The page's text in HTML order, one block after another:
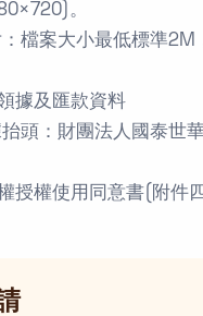
。
檔案大小最低標準2M
據及匯款資料
頭：財團法人國泰世
授權使用同意書(附件四